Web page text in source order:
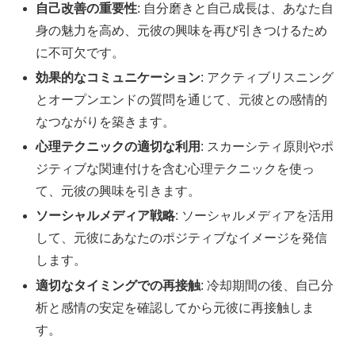
自己改善の重要性: 自分磨きと自己成長は、あなた自
身の魅力を高め、元彼の興味を再び引きつけるため
に不可欠です。
効果的なコミュニケーション: アクティブリスニング
とオープンエンドの質問を通じて、元彼との感情的
なつながりを築きます。
心理テクニックの適切な利用 : スカーシティ原則やポ
ジティブな関連付けを含む心理テクニックを使っ
て、元彼の興味を引きます。
ソーシャルメディア戦略: ソーシャルメディアを活用
して、元彼にあなたのポジティブなイメージを発信
します。
適切なタイミングでの再接触: 冷却期間の後、自己分
析と感情の安定を確認してから元彼に再接触しま
す。